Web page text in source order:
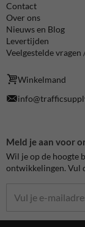
Contact
Over ons
Nieuws en Blog
Levertijden
Veelgestelde vragen
Winkelmand
Meld je aan voor
Wil je op de hoogte
ontwikkelingen. Vul